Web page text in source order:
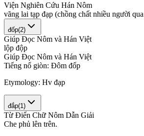
Viện Nghiên Cứu Hán Nôm
vãng lai tạp đạp (chồng chất nhiều người qua
đốp(2)
Giúp Đọc Nôm và Hán Việt
lộp độp
Giúp Đọc Nôm và Hán Việt
Tiếng nổ giòn: Đôm đốp
Etymology: Hv đạp
đắp(1 )
Từ Điển Chữ Nôm Dẫn Giải
Che phủ lên trên.